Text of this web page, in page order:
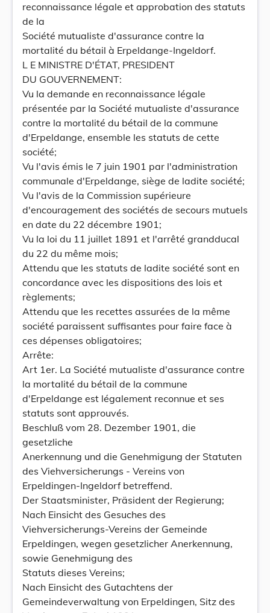
reconnaissance légale et approbation des statuts
de la
Société mutualiste d'assurance contre la
mortalité du bétail à Erpeldange-Ingeldorf.
L E MINISTRE D'ÉTAT, PRESIDENT
DU GOUVERNEMENT:
Vu la demande en reconnaissance légale
présentée par la Société mutualiste d'assurance
contre la mortalité du bétail de la commune
d'Erpeldange, ensemble les statuts de cette
société;
Vu l'avis émis le 7 juin 1901 par l'administration
communale d'Erpeldange, siège de ladite société;
Vu l'avis de la Commission supérieure
d'encouragement des sociétés de secours mutuels
en date du 22 décembre 1901;
Vu la loi du 11 juillet 1891 et l'arrêté grandducal
du 22 du même mois;
Attendu que les statuts de ladite société sont en
concordance avec les dispositions des lois et
règlements;
Attendu que les recettes assurées de la même
société paraissent suffisantes pour faire face à
ces dépenses obligatoires;
Arrête:
Art 1er. La Société mutualiste d'assurance contre
la mortalité du bétail de la commune
d'Erpeldange est légalement reconnue et ses
statuts sont approuvés.
Beschluß vom 28. Dezember 1901, die
gesetzliche
Anerkennung und die Genehmigung der Statuten
des Viehversicherungs - Vereins von
Erpeldingen-Ingeldorf betreffend.
Der Staatsminister, Präsident der Regierung;
Nach Einsicht des Gesuches des
Viehversicherungs-Vereins der Gemeinde
Erpeldingen, wegen gesetzlicher Anerkennung,
sowie Genehmigung des
Statuts dieses Vereins;
Nach Einsicht des Gutachtens der
Gemeindeverwaltung von Erpeldingen, Sitz des